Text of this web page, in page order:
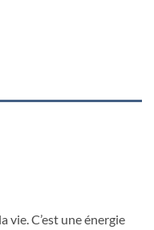
vie. C’est une énergie